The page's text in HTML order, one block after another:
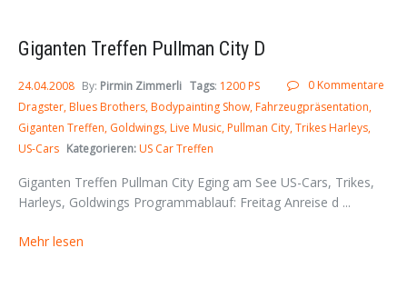
Giganten Treffen Pullman City D
0 Kommentare
24.04.2008 By: Pirmin Zimmerli Tags: 1200 PS
Dragster Blues Brothers Bodypainting Show Fahrzeugpräsentation
Giganten Treffen Goldwings Live Music Pullman City Trikes Harleys
US-Cars Kategorieren:US Car Treffen
Giganten Treffen Pullman City Eging am See US-Cars, Trikes,
Harleys, Goldwings Programmablauf: Freitag Anreise d ...
Mehr lesen